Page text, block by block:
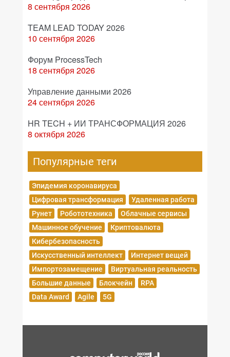
8 сентября 2026
TEAM LEAD TODAY 2026
10 сентября 2026
Форум ProcessTech
18 сентября 2026
Управление данными 2026
24 сентября 2026
HR TECH + ИИ ТРАНСФОРМАЦИЯ 2026
8 октября 2026
Популярные теги
Эпидемия коронавируса
Цифровая трансформация
Удаленная работа
Рунет
Робототехника
Облачные сервисы
Машинное обучение
Криптовалюта
Кибербезопасность
Искусственный интеллект
Интернет вещей
Импортозамещение
Виртуальная реальность
Большие данные
Блокчейн
RPA
Data Award
Agile 5G